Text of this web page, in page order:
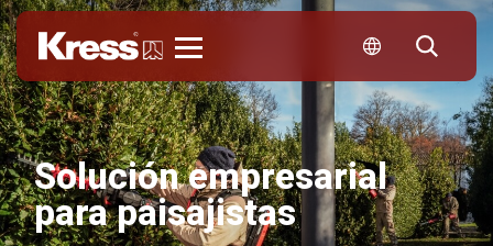
Solución empresarial
para paisajistas